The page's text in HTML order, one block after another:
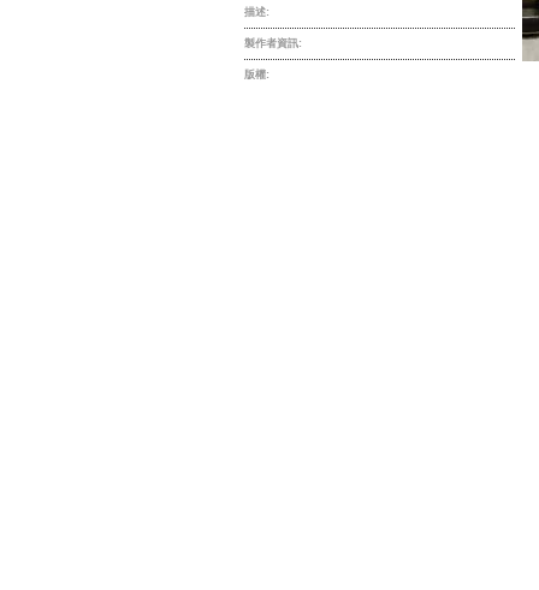
描述:
製作者資訊:
版權: